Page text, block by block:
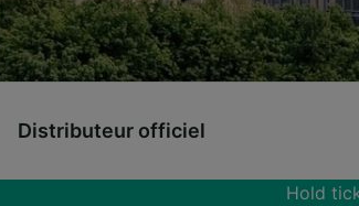
Distributeur officiel